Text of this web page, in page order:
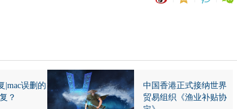
|mac误删的
？
中国香港正式接纳世界
贸易组织《渔业补贴协